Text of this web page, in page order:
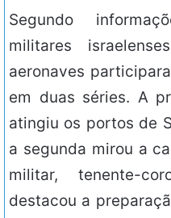
Segundo
militares
aeronaves
em duas séries. A
atingiu os portos de
a segunda mirou a
militar, tenente-
destacou a